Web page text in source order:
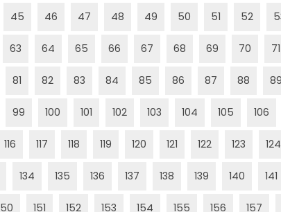
45 46 47 48 49 50 51 52
63 64 65 66 67 68 69 70 71
81 82 83 84 85 86 87 88 89
99 100 101 102 103 104 105 106
116 117 118 119 120 121 122 123 124
134 135 136 137 138 139 140 141
151 152 153 154 155 156 157